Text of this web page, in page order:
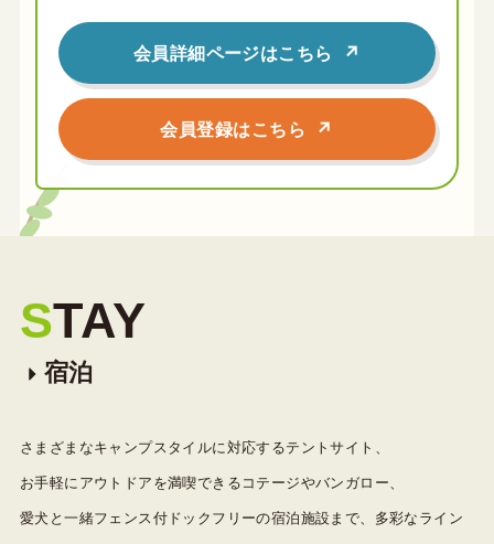
会員詳細ページはこちら
会員登録はこちら
STAY
宿泊
さまざまなキャンプスタイルに対応するテントサイト、
お手軽にアウトドアを満喫できるコテージやバンガロー、
愛犬と一緒フェンス付ドックフリーの宿泊施設まで、多彩なライン